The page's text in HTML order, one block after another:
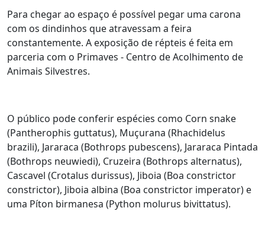
Para chegar ao espaço é possível pegar uma carona
com os dindinhos que atravessam a feira
constantemente. A exposição de répteis é feita em
parceria com o Primaves - Centro de Acolhimento de
Animais Silvestres.
O público pode conferir espécies como Corn snake
(Pantherophis guttatus), Muçurana (Rhachidelus
brazili), Jararaca (Bothrops pubescens), Jararaca Pintada
(Bothrops neuwiedi), Cruzeira (Bothrops alternatus),
Cascavel (Crotalus durissus), Jiboia (Boa constrictor
constrictor), Jiboia albina (Boa constrictor imperator) e
uma Píton birmanesa (Python molurus bivittatus).